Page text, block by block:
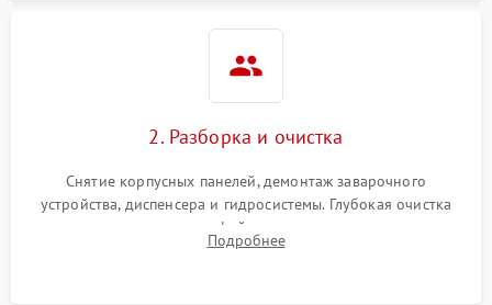
2. Разборка и очистка
Снятие корпусных панелей, демонтаж заварочного
устройства, диспенсера и гидросистемы. Глубокая очистка
внутренних узлов от кофейных масел, жмыха и накипи.
Промывка дренажных каналов и фильтров с использованием
Подробнее